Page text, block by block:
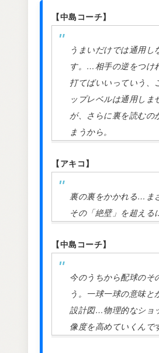
【中島コーチ】
うまいだけでは通用
す。…相手の逆をつけ
打てばいいっていう、
ップレベルは通用し
が、さらに裏を読むの
まうから。
【アキコ】
裏の裏をかかれる…ま
その「絶壁」を超える
【中島コーチ】
今のうちから配球のそ
う。一球一球の意味
設計図…物理的なショ
像度を高めていくんで